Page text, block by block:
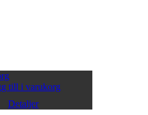
till i varukorg
Detaljer